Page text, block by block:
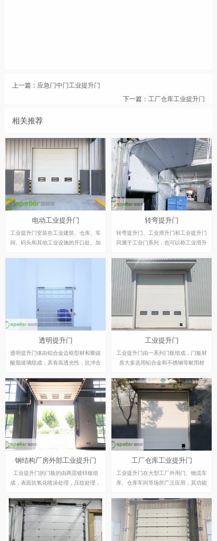
上一篇： 应急门中门工业提升门
下一篇： 工厂仓库工业提升门
相关推荐
电动工业提升门
工业提升门安装在工业建筑、仓库、车
间、码头和其他工业设施的开口处。加
间，使得门洞完全地敞开。高质量的夹
芯式门板提供了极好的绝缘性能，成为
最受广大用户欢迎的工业厂房外用门。
工业提升门，其门体沿固定的轨道提
升，开启关闭轻快，低噪音，高强度，
具有完整的密封结构和性能。不占用房
内的空间，大门可完全敞开。厚度达到
40mm的高质量的夹芯式门板提供了极
以及配件，可以满足需要坚固、快速，
以及能节省空间的工业房屋外墙用门的
客户的要求。
转弯提升门
转弯提升门、工业滑升门和工业提升门
同属于工业门系列，也可以称工业滑升
提升门广泛用于医药、食品、电子、印
刷、超市等洁净度要求高的厂房，具有
外形美观、安全可靠、开启平稳、低噪
音、密封与保温性能良好、节省空间及
提高效率等特征，因此适用于各种建筑
物的用门。
透明提升门
透明提升门体由铝合金边框型材和聚碳
酸脂玻璃组成，具有高透光性，抗冲击
视窗使建筑内部更加明亮、通透，达到
与陈列橱窗一样的效果，室外对室内的
展示一目了然。安装后使陈列室、展厅
等建筑内部采光充足、通透豁达，使参
观者漫步其中心情舒畅。
工业提升门
工业提升门由一系列门板组成，门板材
质大多选用铝合金和不锈钢等耐用材
上设计气派、使用时简便快速；其中较
大尺寸的工业提升门稳定、壮观、快速
的运行状态更能带给人们强烈的视觉冲
击。
钢结构厂房外部工业提升门
工业提升门的门板的由两层镀锌板组
成，表面抗氧化喷涂处理，压纹处理，
泡沫。工业提升门具有保温隔音，门板
间的密封性确保其隔热绝缘，预防避免
水浸，防止尘土等，并具备隔热保温功
能。四周橡胶套密封增加了密封性能，
工厂仓库工业提升门
工业提升门在大型工厂外用门、物流车
库、仓库车间等场所广泛应用，其功能
能防尘，抗风，保温，密封，美观大方
等优点，根据提升运行方式分类为: 标
准提升门、垂直提升门、高位提升门、
斜角提升门等方式，工业提升门能够适